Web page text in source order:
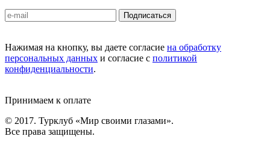
Подписаться
Нажимая на кнопку, вы даете согласие на обработку
персональных данных и согласие с политикой
конфиденциальности.
Принимаем к оплате
© 2017. Турклуб «Мир своими глазами».
Все права защищены.